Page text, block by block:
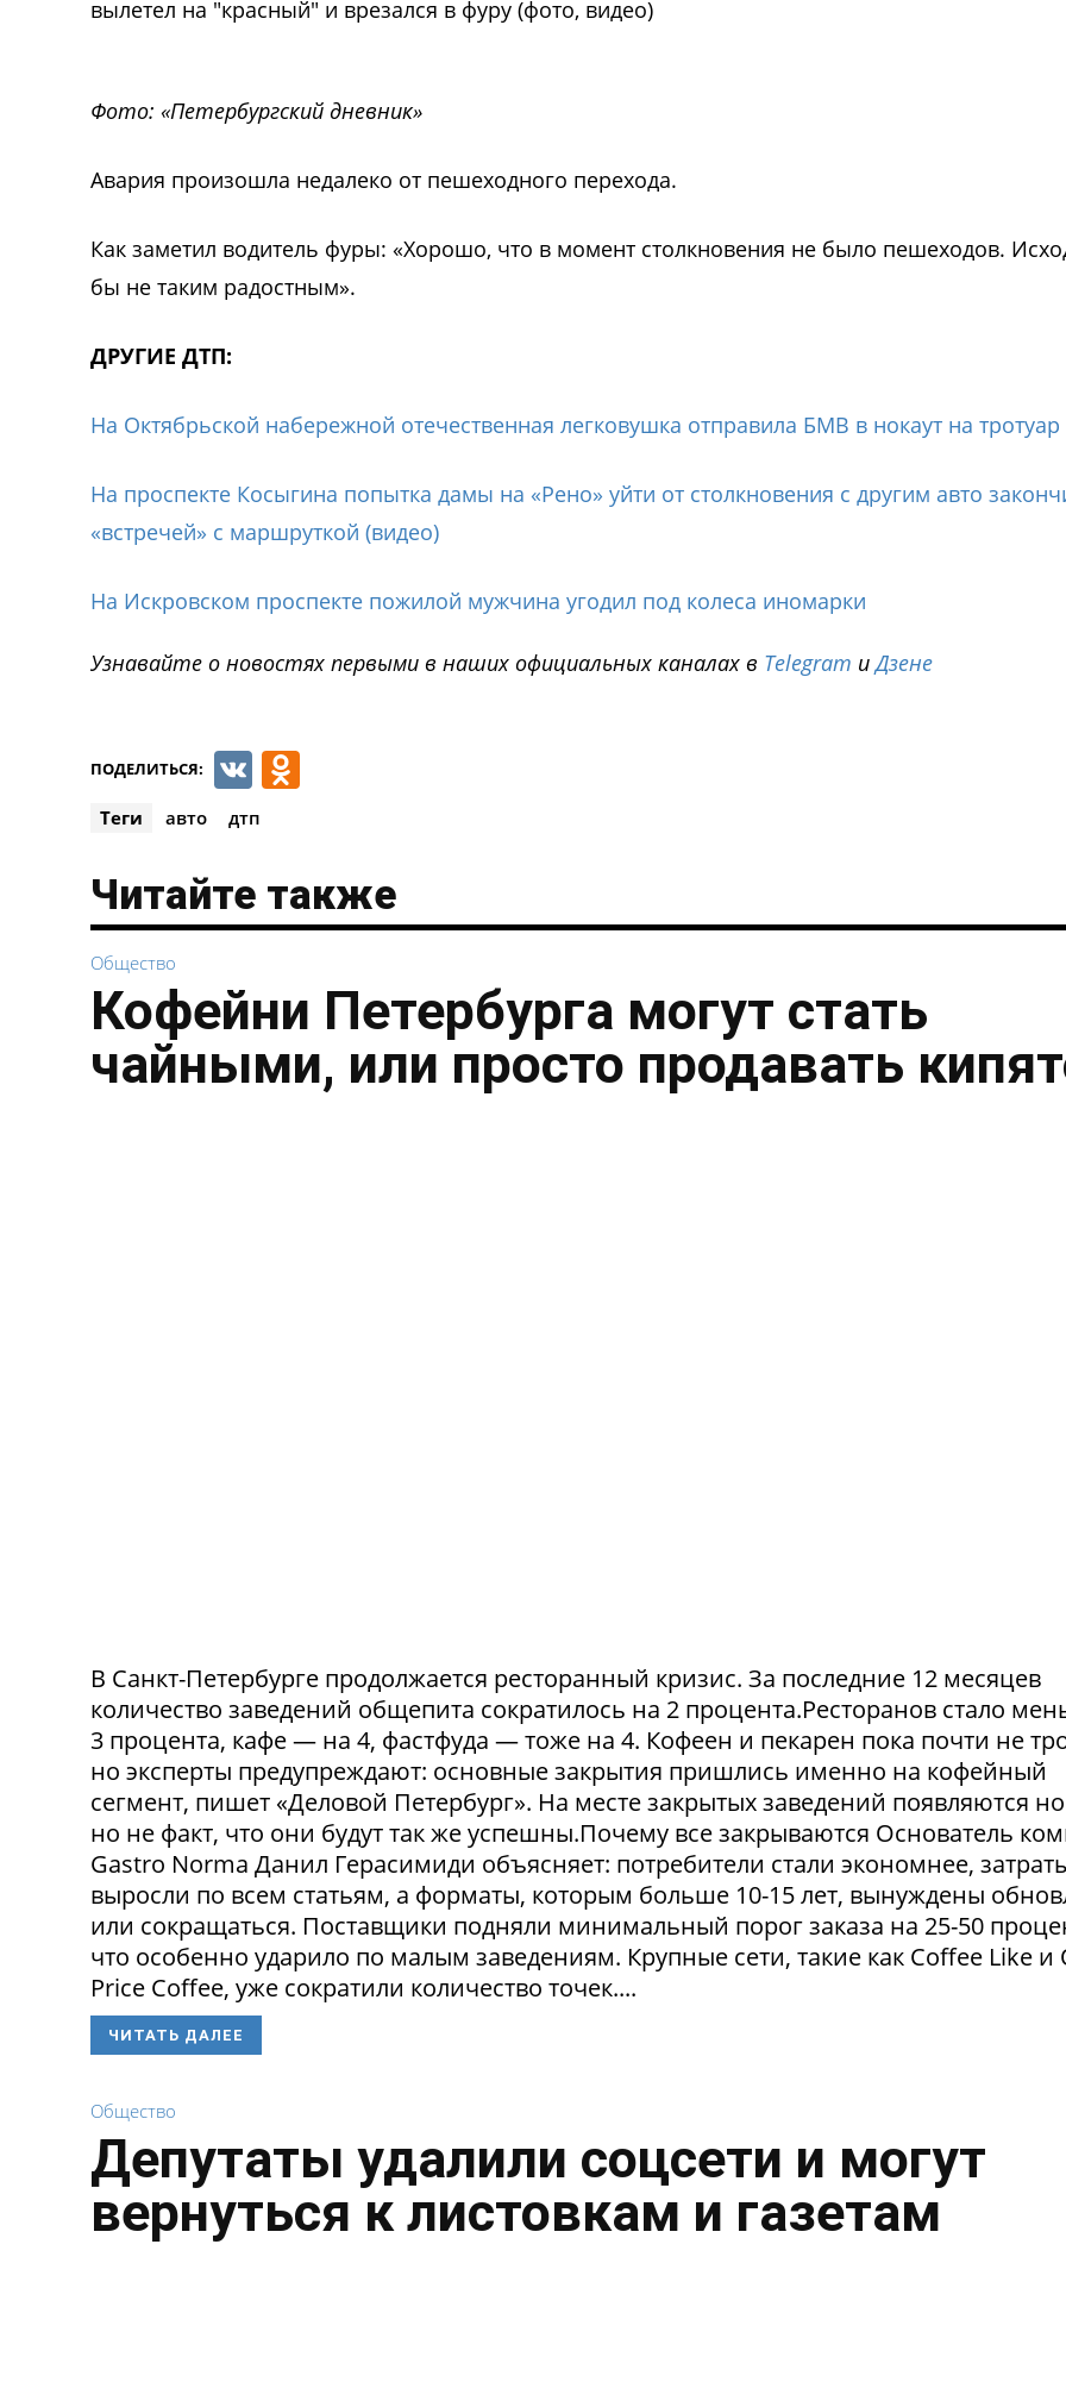
Фото: «Петербургский дневник»
Авария произошла недалеко от пешеходного перехода.
Как заметил водитель фуры: «Хорошо, что в момент столкновения не было пешеходов.
бы не таким радостным».
ДРУГИЕ ДТП:
На Октябрьской набережной отечественная легковушка отправила БМВ в нокаут на тротуар
На проспекте Косыгина попытка дамы на «Рено» уйти от столкновения с другим авто
«встречей» с маршруткой (видео)
На Искровском проспекте пожилой мужчина угодил под колеса иномарки
Узнавайте о новостях первыми в наших официальных каналах в Telegram иДзене
ПОДЕЛИТЬСЯ: VK
Теги авто дтп
Читайте также
Общество
Кофейни Петербурга могут стать
чайными, или просто продавать
В Санкт-Петербурге продолжается ресторанный кризис. За последние 12 месяцев
количество заведений общепита сократилось на 2 процента.Ресторанов стало
3 процента, кафе — на 4, фастфуда — тоже на 4. Кофеен и пекарен пока почти не
но эксперты предупреждают: основные закрытия пришлись именно на кофейный
сегмент, пишет «Деловой Петербург». На месте закрытых заведений появляются
но не факт, что они будут так же успешны.Почему все закрываются Основатель
Gastro Norma Данил Герасимиди объясняет: потребители стали экономнее,
выросли по всем статьям, а форматы, которым больше 10-15 лет, вынуждены
или сокращаться. Поставщики подняли минимальный порог заказа на 25-50
что особенно ударило по малым заведениям. Крупные сети, такие как Coffee Like и
Price Coffee, уже сократили количество точек....
ЧИТАТЬ ДАЛЕЕ
Общество
Депутаты удалили соцсети и могут
вернуться к листовкам и газетам